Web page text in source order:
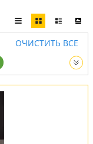
ОЧИСТИТЬ ВСЕ